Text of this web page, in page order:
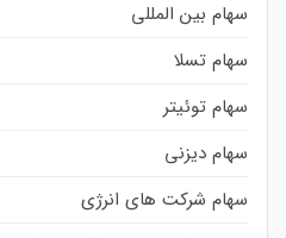
سهام بین المللی
سهام تسلا
سهام توئیتر
سهام دیزنی
سهام شرکت های انرژی